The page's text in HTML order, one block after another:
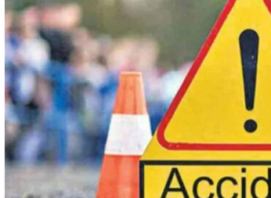
रौद्योगिकी
Google ने यूजर्स की कराई
मौज, पुरानी सीरीज के फोन्स
में…
इंडिया
सिक्किम के मुख्यमंत्री ने सीएम
योगी से की मांग-…
राजनीति
आसमान में धधकता सूरज छोटा
होता जा रहा है? वैज्ञानिकों ने
सोना हुआ और मजबूत, चांदी
₹1000 प्रति किलो महंगी,
जानें आज…